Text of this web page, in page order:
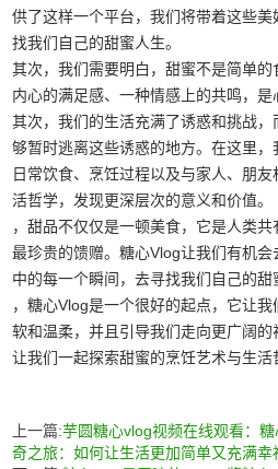
供了这样一个平台，我们将带着这些
找我们自己的甜蜜人生。
其次，我们需要明白，甜蜜不是简单
内心的满足感、一种情感上的共鸣，是
其次，我们的生活充满了诱惑和挑战
够暂时逃离这些诱惑的地方。在这里
日常饮食、烹饪过程以及与家人、朋
活哲学，发现更深层次的意义和价值。
，甜品不仅仅是一顿美食，它是人类
最珍贵的馈赠。糖心Vlog让我们有机
中的每一个瞬间，去寻找我们自己的甜
，糖心Vlog是一个很好的起点，它让
软和温柔，并且引导我们走向更广阔的
让我们一起探索甜蜜的烹饪艺术与生活
上一篇:芋圆糖心vlog视频在线观看：
奇之旅：如何让生活更加简单又充满幸